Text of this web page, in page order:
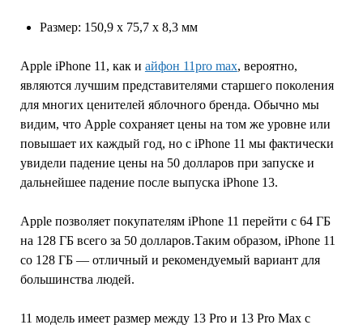
Размер: 150,9 х 75,7 х 8,3 мм
Apple iPhone 11, как и айфон 11pro max, вероятно,
являются лучшим представителями старшего поколения
для многих ценителей яблочного бренда. Обычно мы
видим, что Apple сохраняет цены на том же уровне или
повышает их каждый год, но с iPhone 11 мы фактически
увидели падение цены на 50 долларов при запуске и
дальнейшее падение после выпуска iPhone 13.
Apple позволяет покупателям iPhone 11 перейти с 64 ГБ
на 128 ГБ всего за 50 долларов.Таким образом, iPhone 11
со 128 ГБ — отличный и рекомендуемый вариант для
большинства людей.
11 модель имеет размер между 13 Pro и 13 Pro Max с